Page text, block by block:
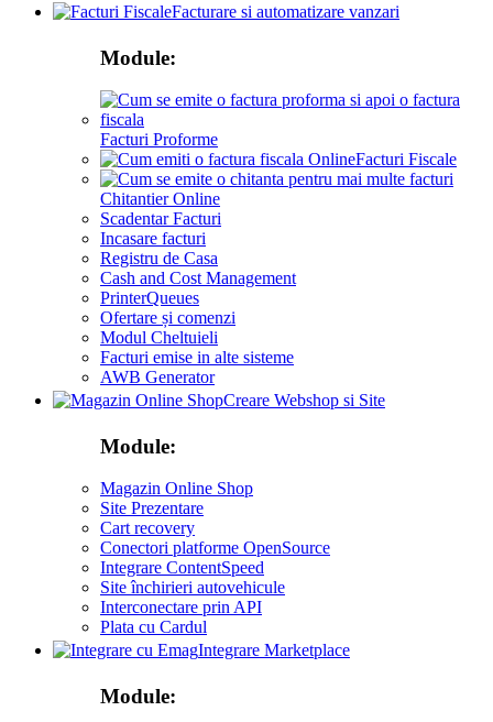
Facturare si automatizare vanzari
Module:
Facturi Proforme
Facturi Fiscale
Chitantier Online
Scadentar Facturi
Incasare facturi
Registru de Casa
Cash and Cost Management
PrinterQueues
Ofertare și comenzi
Modul Cheltuieli
Facturi emise in alte sisteme
AWB Generator
Creare Webshop si Site
Module:
Magazin Online Shop
Site Prezentare
Cart recovery
Conectori platforme OpenSource
Integrare ContentSpeed
Site închirieri autovehicule
Interconectare prin API
Plata cu Cardul
Integrare Marketplace
Module: